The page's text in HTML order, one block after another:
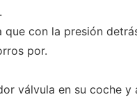
que con la presión
por.
válvula en su coche y